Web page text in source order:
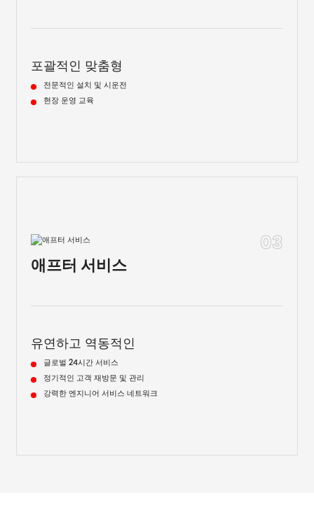
포괄적인 맞춤형
전문적인 설치 및 시운전
현장 운영 교육
03
애프터 서비스
유연하고 역동적인
글로벌 24시간 서비스
정기적인 고객 재방문 및 관리
강력한 엔지니어 서비스 네트워크